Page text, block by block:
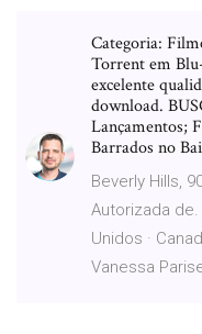
Categoria:
Torrent em
excelente
download.
Lançamentos;
Barrados no
Beverly Hills,
Autorizada de.
Unidos ·
Vanessa